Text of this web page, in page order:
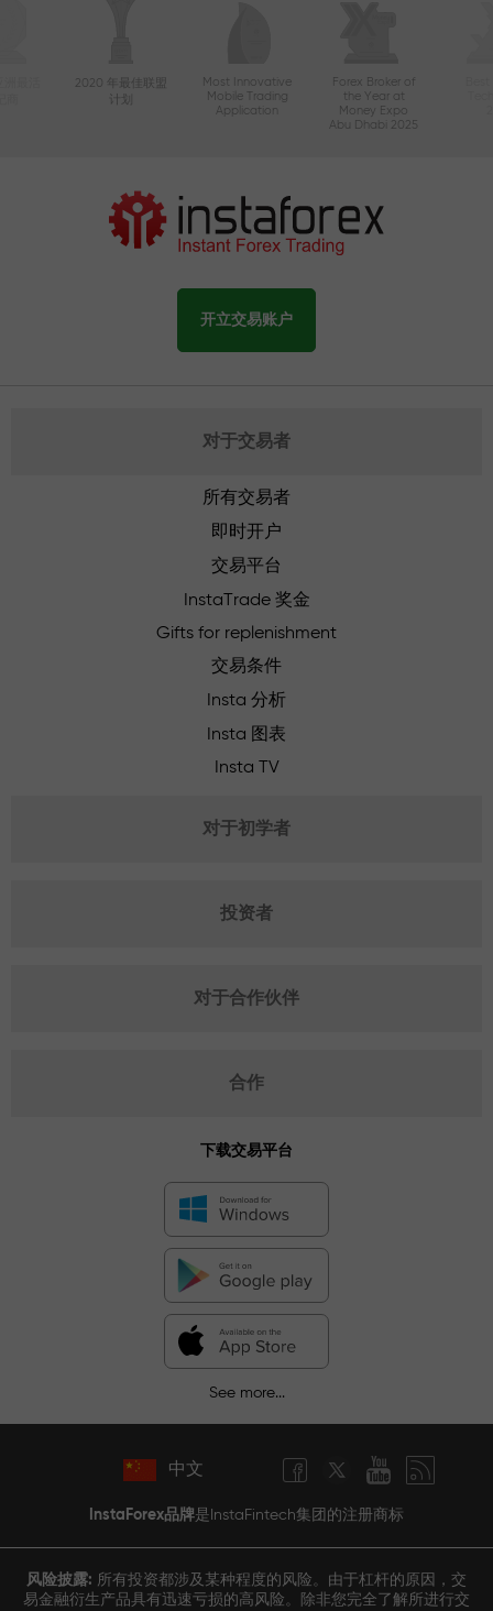
2020 年最佳联盟
Most Innovative
Mobile Trading
Application
Forex Broker of
the Year at
Money Expo
Abu Dhabi 2025
开立交易账户
对于交易者
所有交易者
即时开户
交易平台
InstaTrade 奖金
Gifts for replenishment
交易条件
Insta 分析
Insta 图表
Insta TV
对于初学者
投资者
对于合作伙伴
合作
下载交易平台
See more...
中文
InstaForex品牌是InstaFintech集团的注册商标
风险披露: 所有投资都涉及某种程度的风险。由于杠杆的原因，交
易金融衍生产品具有迅速亏损的高风险。除非您完全了解所进行交